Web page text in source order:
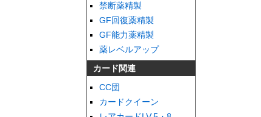
禁断薬精製
GF回復薬精製
GF能力薬精製
薬レベルアップ
カード関連
CC団
カードクイーン